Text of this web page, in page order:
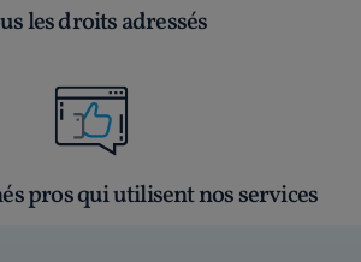
les droits adressés
pros qui utilisent nos services